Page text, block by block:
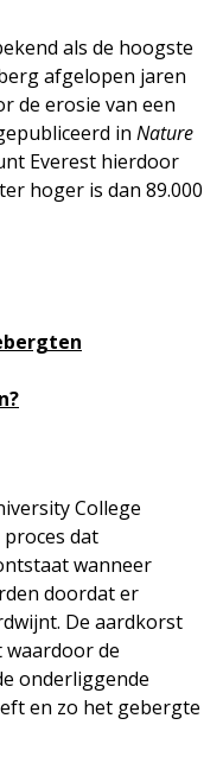
als de hoogste
afgelopen jaren
de erosie van een
in Nature
Everest hierdoor
hoger is dan 89.000
College
dat
wanneer
doordat er
De aardkorst
de
onderliggende
en zo het gebergte